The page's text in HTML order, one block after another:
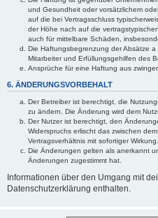
und Gesundheit oder vorsätzlichem
auf die bei Vertragsschluss
der Höhe nach auf die
auch für mittelbare Schäden,
Die Haftungsbegrenzung der Absätze
Mitarbeiter und Erfüllungsgehilfen des
Ansprüche für eine Haftung aus
6. ÄNDERUNGSVORBEHALT
Der Betreiber ist berechtigt, die
zu ändern. Die Änderung wird dem
Der Nutzer ist berechtigt, den
Widerspruchs erlischt das zwischen
Vertragsverhältnis mit sofortiger Wirkung.
Die Änderungen gelten als anerkannt
Änderungen zugestimmt hat.
Informationen über den Umgang mit
Datenschutzerklärung enthalten.